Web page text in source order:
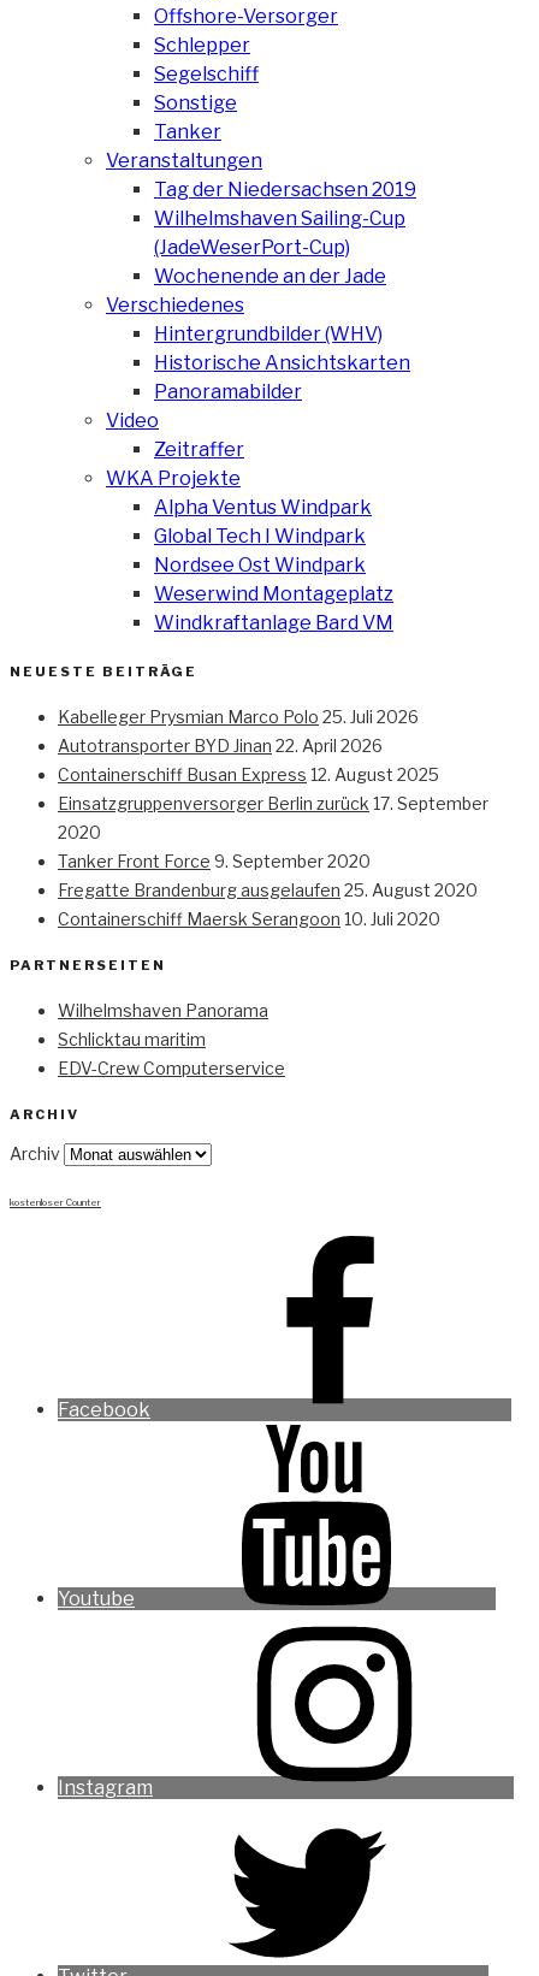
Offshore-Versorger
Schlepper
Segelschiff
Sonstige
Tanker
Veranstaltungen
Tag der Niedersachsen 2019
Wilhelmshaven Sailing-Cup
(JadeWeserPort-Cup)
Wochenende an der Jade
Verschiedenes
Hintergrundbilder (WHV)
Historische Ansichtskarten
Panoramabilder
Video
Zeitraffer
WKA Projekte
Alpha Ventus Windpark
Global Tech I Windpark
Nordsee Ost Windpark
Weserwind Montageplatz
Windkraftanlage Bard VM
NEUESTE BEITRÄGE
Kabelleger Prysmian Marco Polo 25. Juli 2026
Autotransporter BYD Jinan 22. April 2026
Containerschiff Busan Express 12. August 2025
Einsatzgruppenversorger Berlin zurück 17. September
2020
Tanker Front Force 9. September 2020
Fregatte Brandenburg ausgelaufen 25. August 2020
Containerschiff Maersk Serangoon 10. Juli 2020
PARTNERSEITEN
Wilhelmshaven Panorama
Schlicktau maritim
EDV-Crew Computerservice
ARCHIV
Archiv
kostenloser Counter
Facebook
Youtube
Instagram